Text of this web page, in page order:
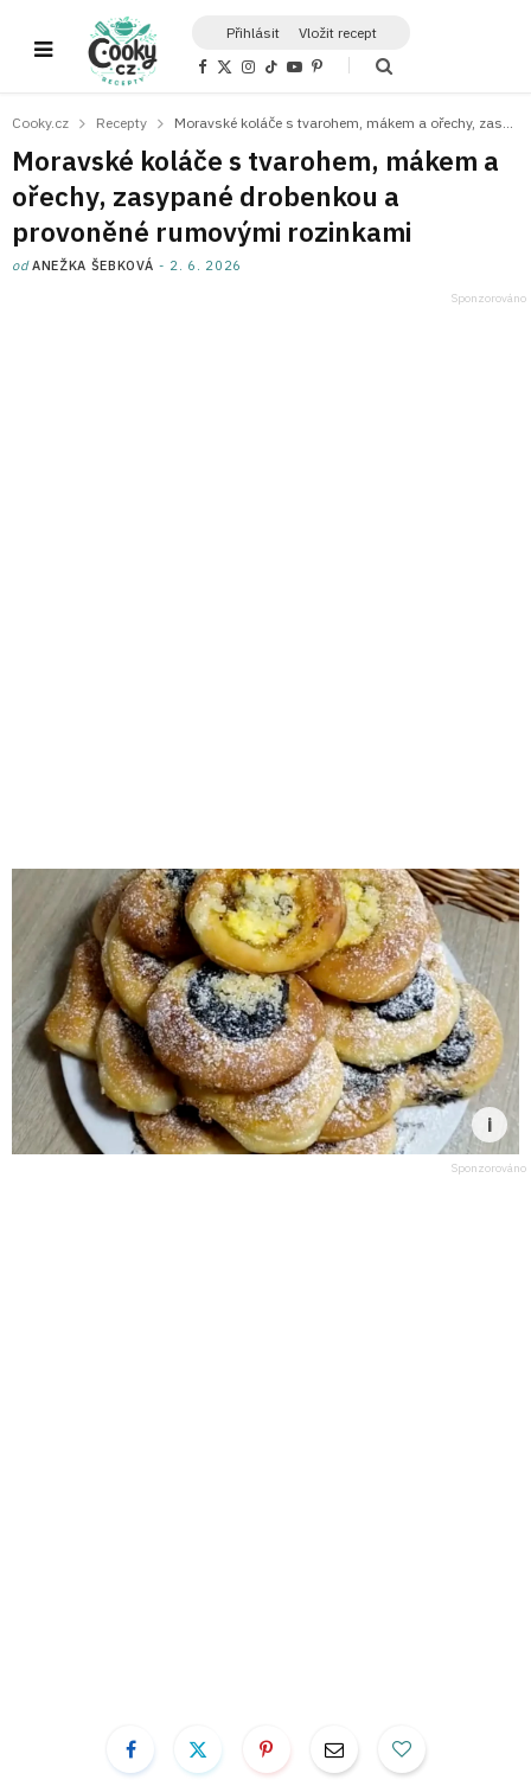
Přihlásit Vložit recept
F
b
o
k
X
i
t
e
)
I
a
r
a
m
T
o
Y
u
e
P
e
e
s
t
Cooky.cz Recepty
Moravské koláče s tvarohem, mákem a
ořechy, zasypané drobenkou a
provoněné rumovými rozinkami
odANEŽKA ŠEBKOVÁ 2. 6. 2026